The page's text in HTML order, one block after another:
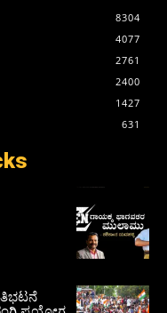
8304
4077
2761
2400
1427
631